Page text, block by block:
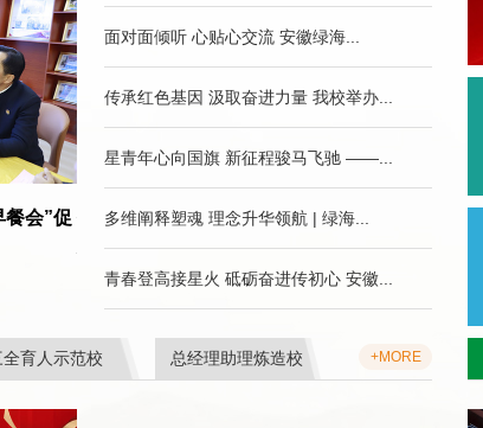
志坚程雅琴开启大学生活 -
星青年导师风采
2014年，联合安徽大学、安徽师范
徽当代社会主义核心价值体系研究
面对面倾听 心贴心交流 安徽绿海...
传承红色基因 汲取奋进力量 我校举办...
星青年心向国旗 新征程骏马飞驰 ——...
多维阐释塑魂 理念升华领航 | 绿海...
青春登高接星火 砥砺奋进传初心 安徽...
育人示范校 总经理助理炼造校 +MORE